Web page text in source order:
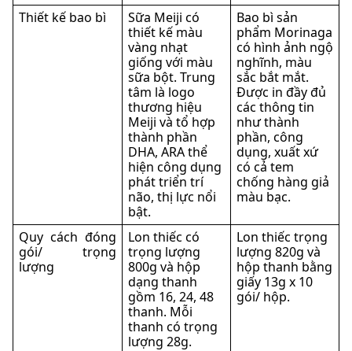
Thiết kế bao bì
Sữa Meiji có
thiết kế màu
vàng nhạt
giống với màu
sữa bột. Trung
tâm là logo
thương hiệu
Meiji và tổ hợp
thành phần
DHA, ARA thể
hiện công dụng
phát triển trí
não, thị lực nổi
bật.
Bao bì sản
phẩm Morinaga
có hình ảnh ngộ
nghĩnh, màu
sắc bắt mắt.
Được in đầy đủ
các thông tin
như thành
phần, công
dụng, xuất xứ
có cả tem
chống hàng giả
màu bạc.
Quy cách đóng
gói/ trọng
lượng
Lon thiếc có
trọng lượng
800g và hộp
dạng thanh
gồm 16, 24, 48
thanh. Mỗi
thanh có trọng
lượng 28g.
Lon thiếc trọng
lượng 820g và
hộp thanh bằng
giấy 13g x 10
gói/ hộp.